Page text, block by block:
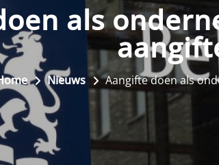
als
Nieuws Aangifte doen als